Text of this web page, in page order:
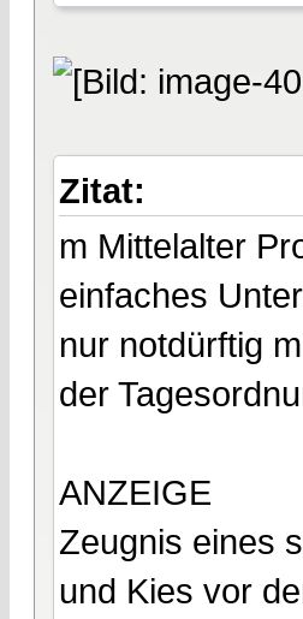
Zitat:
m Mittelalter
einfaches
nur notdürftig
der
ANZEIGE
Zeugnis eines
und Kies vor